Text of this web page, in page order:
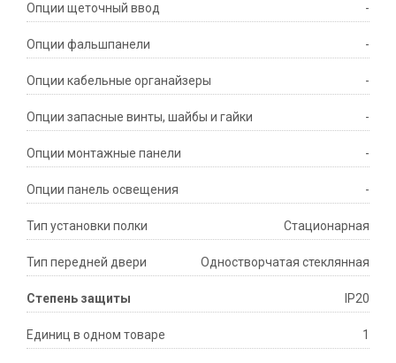
Опции щеточный ввод -
Опции фальшпанели -
Опции кабельные органайзеры -
Опции запасные винты, шайбы и гайки -
Опции монтажные панели -
Опции панель освещения -
Тип установки полки Стационарная
Тип передней двери Одностворчатая стеклянная
Степень защиты IP20
Единиц в одном товаре 1